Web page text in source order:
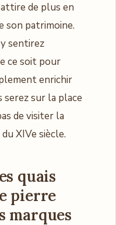
de plus en
son patrimoine.
sentirez
ce soit pour
enrichir
sur la place
de visiter la
XIVe siècle.
quais
pierre
marques